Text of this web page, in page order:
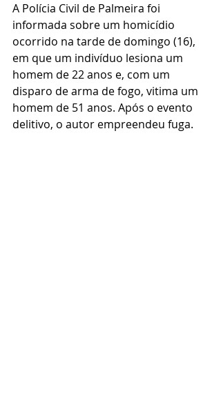
A Polícia Civil de Palmeira foi
informada sobre um homicídio
ocorrido na tarde de domingo (16),
em que um indivíduo lesiona um
homem de 22 anos e, com um
disparo de arma de fogo, vitima um
homem de 51 anos. Após o evento
delitivo, o autor empreendeu fuga.